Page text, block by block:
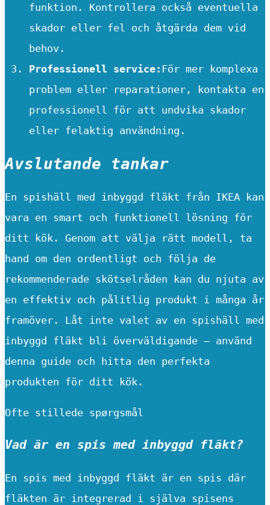
funktion. Kontrollera också eventuella
skador eller fel och åtgärda dem vid
behov.
Professionell service: För mer komplexa
problem eller reparationer, kontakta en
professionell för att undvika skador
eller felaktig användning.
Avslutande tankar
En spishäll med inbyggd fläkt från IKEA kan
vara en smart och funktionell lösning för
ditt kök. Genom att välja rätt modell, ta
hand om den ordentligt och följa de
rekommenderade skötselråden kan du njuta av
en effektiv och pålitlig produkt i många år
framöver. Låt inte valet av en spishäll med
inbyggd fläkt bli överväldigande – använd
denna guide och hitta den perfekta
produkten för ditt kök.
Ofte stillede spørgsmål
Vad är en spis med inbyggd fläkt?
En spis med inbyggd fläkt är en spis där
fläkten är integrerad i själva spisens